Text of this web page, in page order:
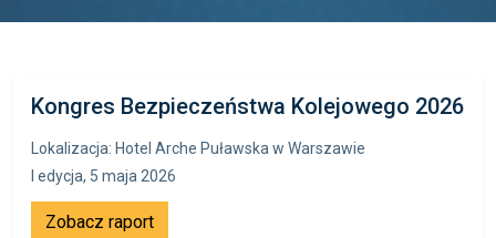
Kongres Bezpieczeństwa Kolejowego 2026
Lokalizacja: Hotel Arche Puławska w Warszawie
I edycja, 5 maja 2026
Zobacz raport